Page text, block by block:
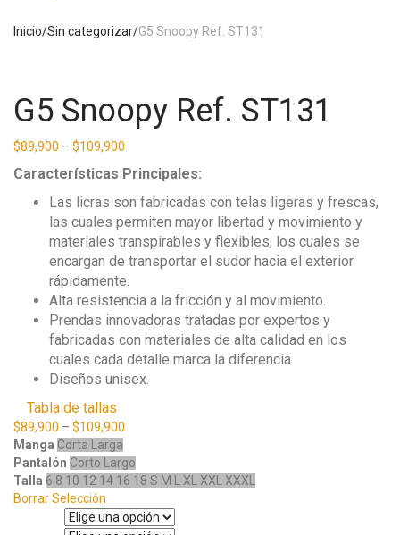
Inicio/Sin categorizar/G5 Snoopy Ref. ST131
G5 Snoopy Ref. ST131
$89,900 – $109,900
Características Principales:
Las licras son fabricadas con telas ligeras y frescas,
las cuales permiten mayor libertad y movimiento y
materiales transpirables y flexibles, los cuales se
encargan de transportar el sudor hacia el exterior
rápidamente.
Alta resistencia a la fricción y al movimiento.
Prendas innovadoras tratadas por expertos y
fabricadas con materiales de alta calidad en los
cuales cada detalle marca la diferencia.
Diseños unisex.
Tabla de tallas
$89,900 – $109,900
Manga Corta Larga
Pantalón Corto Largo
Talla 6 8 10 12 14 16 18 S M L XL XXL XXXL
Borrar Selección